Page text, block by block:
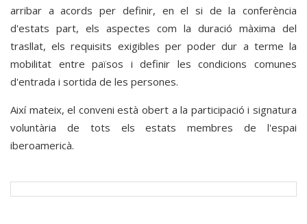
arribar a acords per definir, en el si de la conferència
d'estats part, els aspectes com la duració màxima del
trasllat, els requisits exigibles per poder dur a terme la
mobilitat entre països i definir les condicions comunes
d'entrada i sortida de les persones.
Així mateix, el conveni està obert a la participació i signatura
voluntària de tots els estats membres de l'espai
iberoamericà.